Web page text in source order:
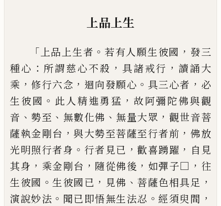
上品上生
「 上品上生者 。若有人願生彼國 ， 發三
種心 ： 所謂慈心不殺 ， 具諸戒行 ， 讀誦大
乘 ，修行六念 ， 迴向發願心 。 具三心者 ， 必
生彼國 。 此人精進勇猛 ， 故阿彌陀佛與觀
音 、 勢至 、 無數化佛 、 無量大眾 ， 觀世音菩
薩執金剛台 ，與大勢至菩薩至行者前 ， 佛放
光明照行者身 。 行者見已 ， 歡喜踴躍 ， 自見
其身 ， 乘金剛台 ， 隨從佛後 ， 如彈子□ ， 往
生彼國 。生彼國已 ， 見佛 、 菩薩色相具足 ，
演說妙法 。 聞已即悟無生法忍 。 經須臾間 ，